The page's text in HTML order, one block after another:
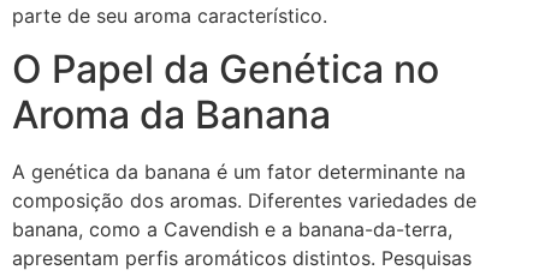
parte de seu aroma característico.
O Papel da Genética no
Aroma da Banana
A genética da banana é um fator determinante na
composição dos aromas. Diferentes variedades de
banana, como a Cavendish e a banana-da-terra,
apresentam perfis aromáticos distintos. Pesquisas